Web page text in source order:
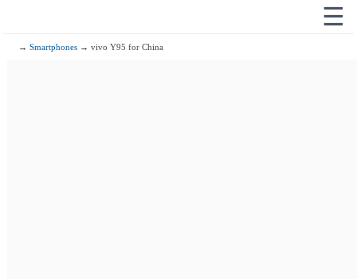
☰
→Smartphones → vivo Y95 for China